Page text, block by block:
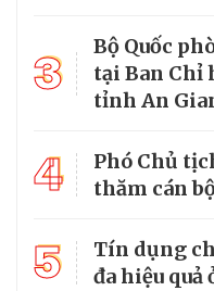
3
Bộ Quốc
tại Ban Chỉ
tỉnh An
4
Phó Chủ
thăm cán
5
Tín dụng
đa hiệu quả